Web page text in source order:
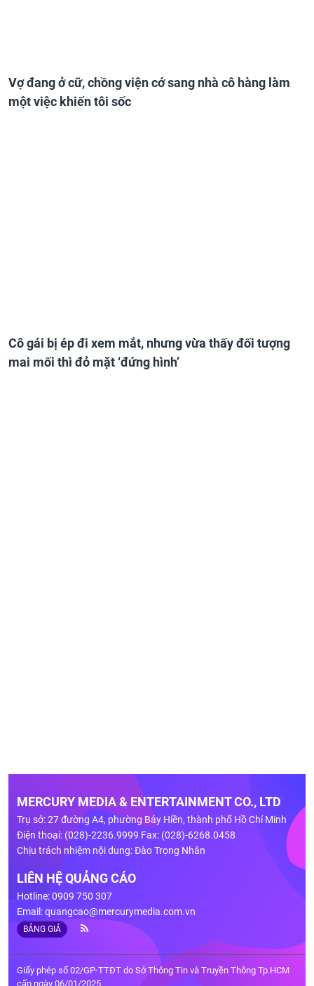
Vợ đang ở cữ, chồng viện cớ sang nhà cô hàng làm
một việc khiến tôi sốc
Cô gái bị ép đi xem mắt, nhưng vừa thấy đối tượng
mai mối thì đỏ mặt ‘đứng hình’
MERCURY MEDIA & ENTERTAINMENT CO., LTD
Trụ sở: 27 đường A4, phường Bảy Hiền, thành phố Hồ Chí Minh
Điện thoại: (028)-2236.9999 Fax: (028)-6268.0458
Chịu trách nhiệm nội dung: Đào Trọng Nhân
LIÊN HỆ QUẢNG CÁO
Hotline: 0909 750 307
Email:quangcao@mercurymedia.com.vn
BẢNG GIÁ
Giấy phép số 02/GP-TTĐT do Sở Thông Tin và Truyền Thông Tp.HCM
cấp ngày 06/01/2025